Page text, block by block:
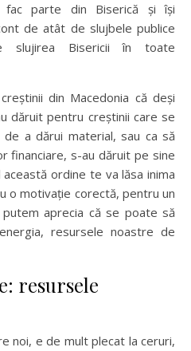
fac parte din Biserică și își
de atât de slujbele publice
Bisericii în toate
din Macedonia că deși
dăruit pentru creștinii care se
a dărui material, sau ca să
financiare, s-au dăruit pe sine
ordine te va lăsa inima
o motivație corectă, pentru un
aprecia că se poate să
resursele noastre de
resursele
noi, e de mult plecat la ceruri,